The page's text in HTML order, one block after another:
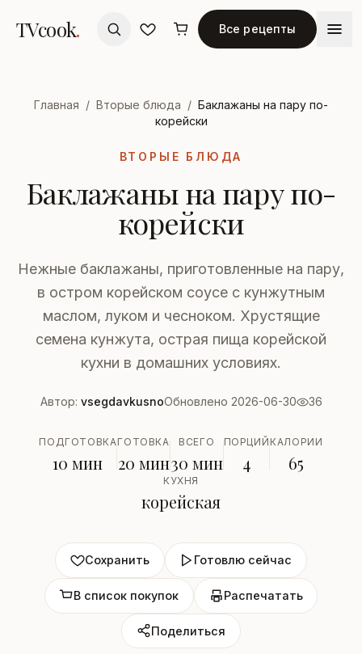
TVcook. Все рецепты
Главная / Вторые блюда / Баклажаны на пару по-
корейски
ВТОРЫЕ БЛЮДА
Баклажаны на пару по-
корейски
Нежные баклажаны, приготовленные на пару,
в остром корейском соусе с кунжутным
маслом, луком и чесноком. Хрустящие
семена кунжута, острая пища корейской
кухни в домашних условиях.
Автор: vsegdavkusnoОбновлено 2026-06-30 36
ПОДГОТОВКА
10 мин
ГОТОВКА
20 мин
ВСЕГО
30 мин
ПОРЦИЙ
4
КАЛОРИИ
65
КУХНЯ
корейская
Сохранить Готовлю сейчас
В список покупок Распечатать
Поделиться